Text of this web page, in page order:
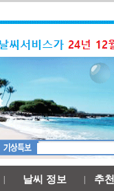
날씨 정보 추